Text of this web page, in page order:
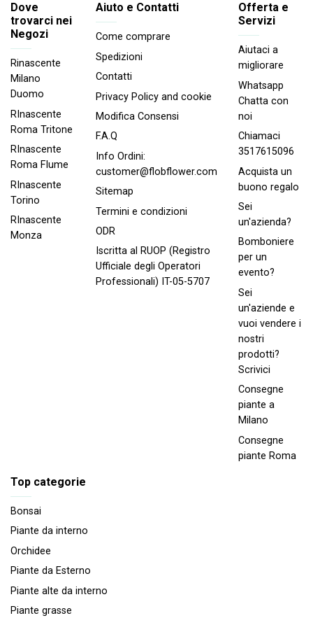
Dove
trovarci nei
Negozi
Rinascente
Milano
Duomo
RInascente
Roma Tritone
RInascente
Roma FIume
RInascente
Torino
RInascente
Monza
Aiuto e Contatti
Come comprare
Spedizioni
Contatti
Privacy Policy and cookie
Modifica Consensi
F.A.Q
Info Ordini:
customer@flobflower.com
Sitemap
Termini e condizioni
ODR
Iscritta al RUOP (Registro
Ufficiale degli Operatori
Professionali) IT-05-5707
Offerta e
Servizi
Aiutaci a
migliorare
Whatsapp
Chatta con
noi
Chiamaci
3517615096
Acquista un
buono regalo
Sei
un'azienda?
Bomboniere
per un
evento?
Sei
un'aziende e
vuoi vendere i
nostri
prodotti?
Scrivici
Consegne
piante a
Milano
Consegne
piante Roma
Top categorie
Bonsai
Piante da interno
Orchidee
Piante da Esterno
Piante alte da interno
Piante grasse